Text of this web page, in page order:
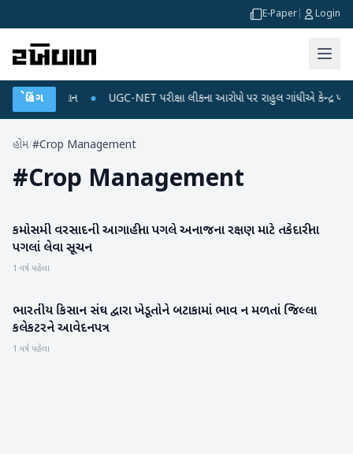
E-Paper Login
બ્રેકિંગ
ડેટા પ્લાન ● UGC-NET પરીક્ષા લીકના આરોપો પર રાહુલ ગાંધીએ કેન્દ્ર પર
હોમ/#Crop Management
#Crop Management
બનાસકાંઠા
કમોસમી વરસાદની આગાહીના પગલે અનાજના રક્ષણ માટે તકેદારીના
પગલાં લેવા સૂચન
1 વર્ષ પહેલા
બનાસકાંઠા
ભારતીય કિસાન સંઘ દ્વારા ખેડૂતોને બટાકામાં ભાવ ન મળતાં જિલ્લા
કલેકટરને આવેદનપત્ર
1 વર્ષ પહેલા